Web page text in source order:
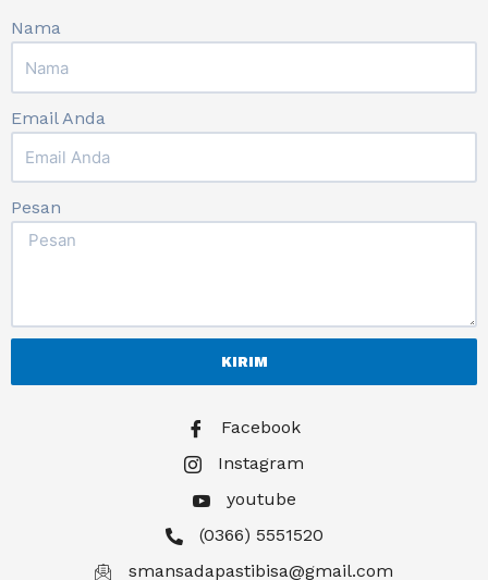
Nama
Email Anda
Pesan
KIRIM
Facebook
Instagram
youtube
(0366) 5551520
smansadapastibisa@gmail.com